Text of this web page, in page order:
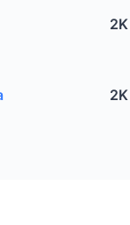
2K
2K